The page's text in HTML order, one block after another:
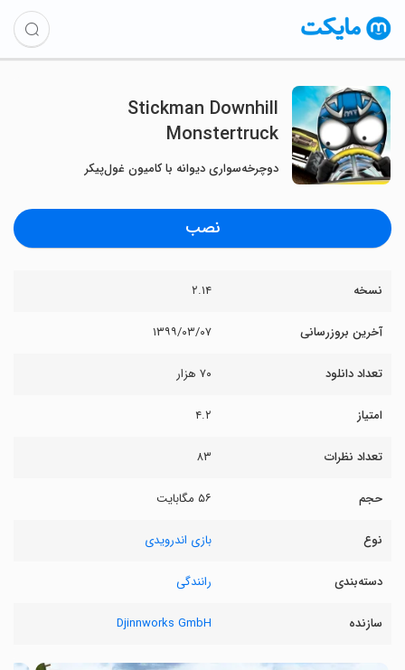
Stickman Downhill
Monstertruck
دوچرخه‌سواری دیوانه با کامیون غول‌پیکر
نصب
نسخه ۲.۱۴
آخرین بروزرسانی ۱۳۹۹/۰۳/۰۷
تعداد دانلود ۷۰ هزار
امتیاز ۴.۲
تعداد نظرات ۸۳
حجم ۵۶ مگابایت
نوع بازی اندرویدی
دسته‌بندی رانندگی
سازنده Djinnworks GmbH